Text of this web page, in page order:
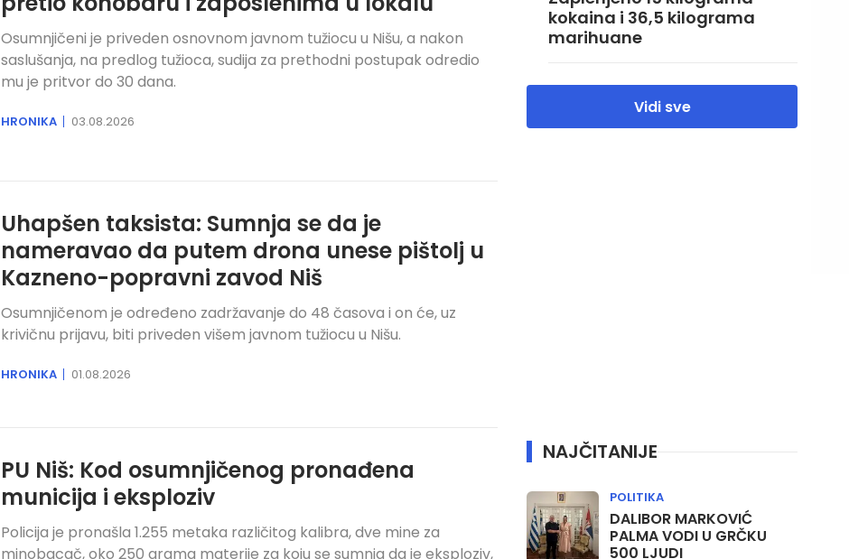
Osumnjičeni je priveden osnovnom javnom tužiocu u Nišu, a nakon
saslušanja, na predlog tužioca, sudija za prethodni postupak odredio
mu je pritvor do 30 dana.
HRONIKA 03.08.2026
Uhapšen taksista: Sumnja se da je
nameravao da putem drona unese pištolj u
Kazneno-popravni zavod Niš
Osumnjičenom je određeno zadržavanje do 48 časova i on će, uz
krivičnu prijavu, biti priveden višem javnom tužiocu u Nišu.
HRONIKA 01.08.2026
PU Niš: Kod osumnjičenog pronađena
municija i eksploziv
Policija je pronašla 1.255 metaka različitog kalibra, dve mine za
minobacač, oko 250 grama materije za koju se sumnja da je eksploziv,
kokaina i 36,5 kilograma
marihuane
Vidi sve
NAJČITANIJE
DALIBOR MARKOVIĆ
PALMA VODI U GRČKU
500 LJUDI
POLITIKA